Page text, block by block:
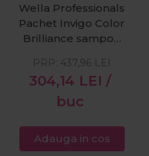
Wella Professionals
Pachet Invigo Color
Brilliance sampon
structura fina
normala 1000 ml +
Wella Professionals
Brilliance Balsam
par vopsit cu
304,14 LEI /
buc
PRP: 437,96 LEI
Adauga in cos